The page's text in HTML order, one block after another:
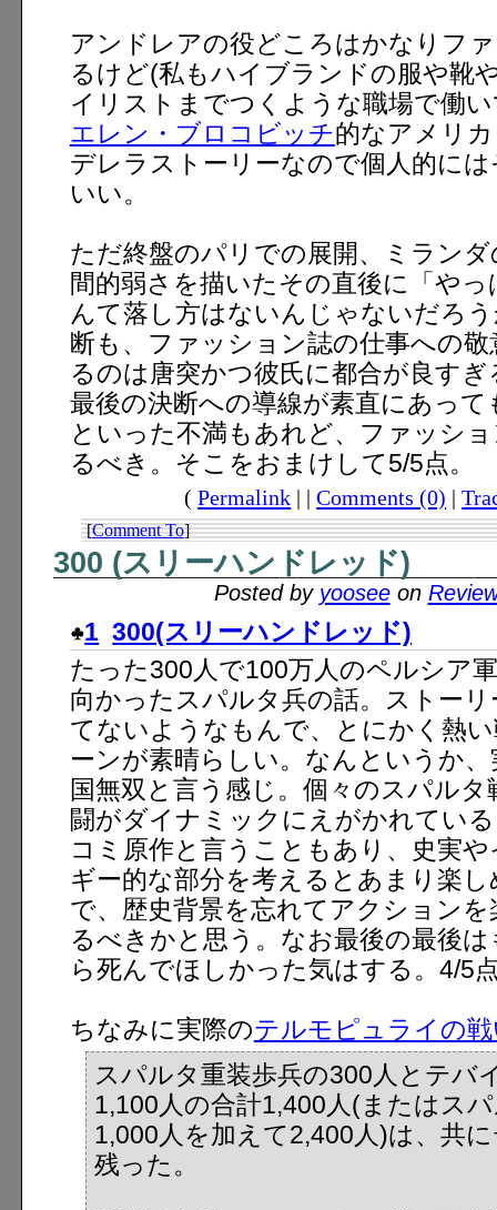
アンドレアの役どころはかなりフ
るけど(私もハイブランドの服や靴
イリストまでつくような職場で働
エレン・ブロコビッチ的なアメリ
デレラストーリーなので個人的に
いい。
ただ終盤のパリでの展開、ミラン
間的弱さを描いたその直後に「や
んて落し方はないんじゃないだろ
断も、ファッション誌の仕事への
るのは唐突かつ彼氏に都合が良す
最後の決断への導線が素直にあっ
といった不満もあれど、ファッシ
るべき。そこをおまけして5/5点。
(Permalink | |Comments (0) |
[Comment To]
300 (スリーハンドレッド)
Posted by yooseeon
1 300(スリーハンドレッド)
たった300人で100万人のペルシア
向かったスパルタ兵の話。ストー
てないようなもんで、とにかく熱
ーンが素晴らしい。なんというか、
国無双と言う感じ。個々のスパルタ
闘がダイナミックにえがかれてい
コミ原作と言うこともあり、史実
ギー的な部分を考えるとあまり楽
で、歴史背景を忘れてアクション
るべきかと思う。なお最後の最後
ら死んでほしかった気はする。4/5
ちなみに実際のテルモピュライの
スパルタ重装歩兵の300人とテバ
1,100人の合計1,400人(またはス
1,000人を加えて2,400人)は、共
残った。